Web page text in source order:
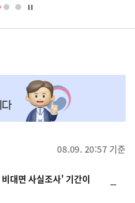
08.09. 20:57 기준
대면 사실조사' 기간이